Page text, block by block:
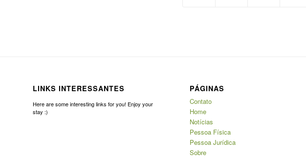
LINKS INTERESSANTES
Here are some interesting links for you! Enjoy your
stay :)
PÁGINAS
Contato
Home
Notícias
Pessoa Física
Pessoa Jurídica
Sobre